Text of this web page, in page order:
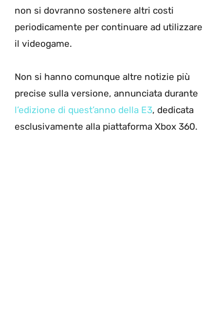
non si dovranno sostenere altri costi
periodicamente per continuare ad utilizzare
il videogame.
Non si hanno comunque altre notizie più
precise sulla versione, annunciata durante
l’edizione di quest’anno della E3, dedicata
esclusivamente alla piattaforma Xbox 360.